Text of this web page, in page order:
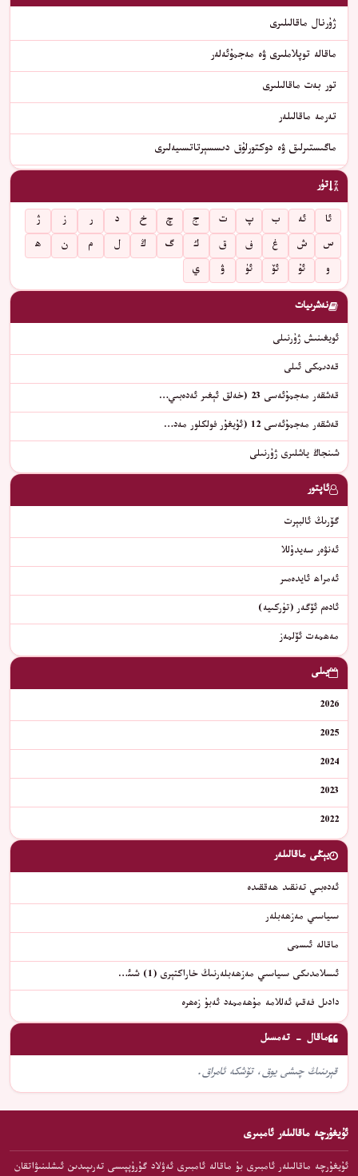
ژۇرنال ماقالىلىرى
ماقالە توپلاملىرى ۋە مەجمۇئەلەر
تور بەت ماقالىلىرى
تەرمە ماقالىلەر
ماگىستىرلىق ۋە دوكتورلۇق دىسسېرتاتسىيەلىرى
تۈر
ئا ئە ب پ ت ج چ خ د ر ز
ژ
س
ش غ ف ق ك گ ڭ ل م ن
ھ
و
ئۇ ئۆ ئۈ ۋ ي
نەشرىيات
ئويغىنىش ژۇرنىلى
قەدىمكى ئىلى
قەشقەر مەجمۇئەسى 23 (خەلق ئېغىر ئەدەبىي…
قەشقەر مەجمۇئەسى 12 (ئۇيغۇر فولكلور مەد…
شىنجاڭ ياشلىرى ژۇرنىلى
ئاپتور
گۆرىڭ ئالبېرت
ئەنۋەر سەيدۇللا
ئەمراھ ئايدەمىر
ئادەم ئۆگەر (تۈركىيە)
مەھمەت ئۆلمەز
يىلى
2026
2025
2024
2023
2022
يېڭى ماقالىلەر
ئەدەبىي تەنقىد ھەققىدە
سىياسىي مەزھەبلەر
ماقالە ئىسمى
ئىسلامدىكى سىياسىي مەزھەبلەرنىڭ خاراكتېرى (1) شىئ…
دادىل فەقىھ ئەللامە مۇھەممەد ئەبۇ زەھرە
ماقال - تەمسىل
قېرىنىڭ چىشى يوق، تۆشكە ئامراق.
ئۇيغۇرچە ماقالىلەر ئامبىرى
ئۇيغۇرچە ماقالىلەر ئامبىرى بۇ ماقالە ئامبىرى ئەۋلاد گۇرۇپپىسى تەرىپىدىن ئىشلىنىۋاتقان